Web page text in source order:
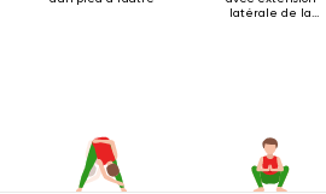
latérale de la